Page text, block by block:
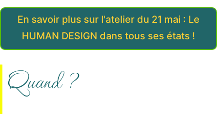
En savoir plus sur l'atelier du 21 mai : Le
HUMAN DESIGN dans tous ses états !
Quand ?